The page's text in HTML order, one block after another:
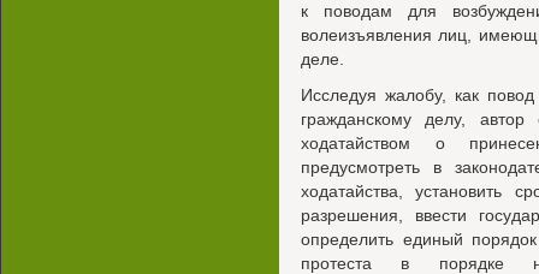
к поводам для
волеизъявления лиц,
деле.
Исследуя жалобу, как
гражданскому делу,
ходатайством о
предусмотреть в
ходатайства, установить
разрешения, ввести
определить единый
протеста в порядке